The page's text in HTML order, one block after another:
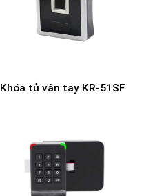
Khóa tủ vân tay KR-51SF